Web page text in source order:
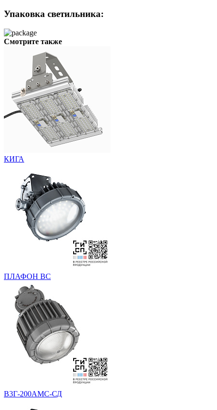
Упаковка светильника:
Смотрите также
КИГА
ПЛАФОН ВС
В3Г-200АМС-СД